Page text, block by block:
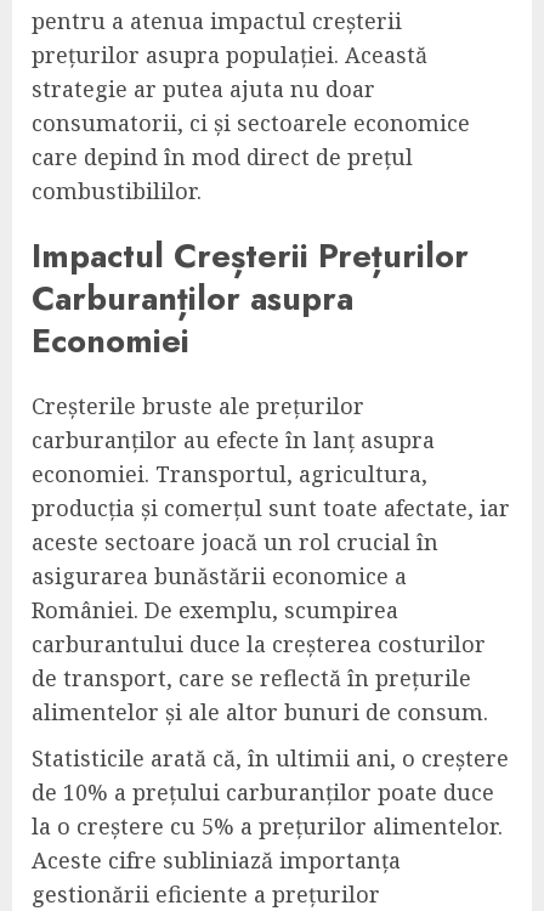
pentru a atenua impactul creșterii
prețurilor asupra populației. Această
strategie ar putea ajuta nu doar
consumatorii, ci și sectoarele economice
care depind în mod direct de prețul
combustibililor.
Impactul Creșterii Prețurilor
Carburanților asupra
Economiei
Creșterile bruste ale prețurilor
carburanților au efecte în lanț asupra
economiei. Transportul, agricultura,
producția și comerțul sunt toate afectate, iar
aceste sectoare joacă un rol crucial în
asigurarea bunăstării economice a
României. De exemplu, scumpirea
carburantului duce la creșterea costurilor
de transport, care se reflectă în prețurile
alimentelor și ale altor bunuri de consum.
Statisticile arată că, în ultimii ani, o creștere
de 10% a prețului carburanților poate duce
la o creștere cu 5% a prețurilor alimentelor.
Aceste cifre subliniază importanța
gestionării eficiente a prețurilor